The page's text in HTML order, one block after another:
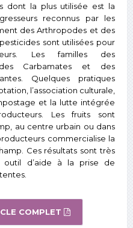
dont la plus utilisée est la
reconnus par les
des Arthropodes et des
sont utilisées pour
Les familles des
des Carbamates et des
Quelques pratiques
l’association culturale,
et la lutte intégrée
Les fruits sont
au centre urbain ou dans
commercialise la
Ces résultats sont très
outil d’aide à la prise de
COMPLET